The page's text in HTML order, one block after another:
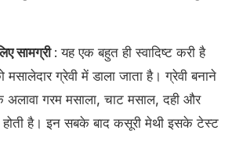
सामग्री : यह एक बहुत ही स्वादिष्ट करी है
ग्रेवी में डाला जाता है। ग्रेवी बनाने
अलावा गरम मसाला, चाट मसाल, दही और
है। इन सबके बाद कसूरी मेथी इसके टेस्ट